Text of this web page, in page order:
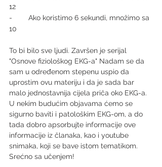
12
-        Ako koristimo 6 sekundi, množimo sa
10
To bi bilo sve ljudi. Završen je serijal
"Osnove fiziološkog EKG-a" Nadam se da
sam u određenom stepenu uspio da
uprostim ovu materiju i da je sada bar
malo jednostavnija cijela priča oko EKG-a.
U nekim budućim objavama ćemo se
sigurno baviti i patološkim EKG-om, a do
tada dobro apsorbujte informacije ove
informacije iz članaka, kao i youtube
snimaka, koji se bave istom tematikom.
Srećno sa učenjem!